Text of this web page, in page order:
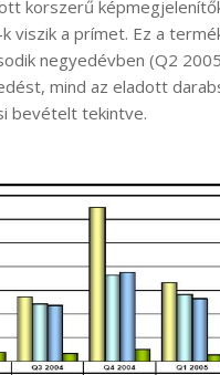
korszerű
viszik a prímet. Ez a
negyedévben (Q2
mind az eladott
bevételt tekintve.